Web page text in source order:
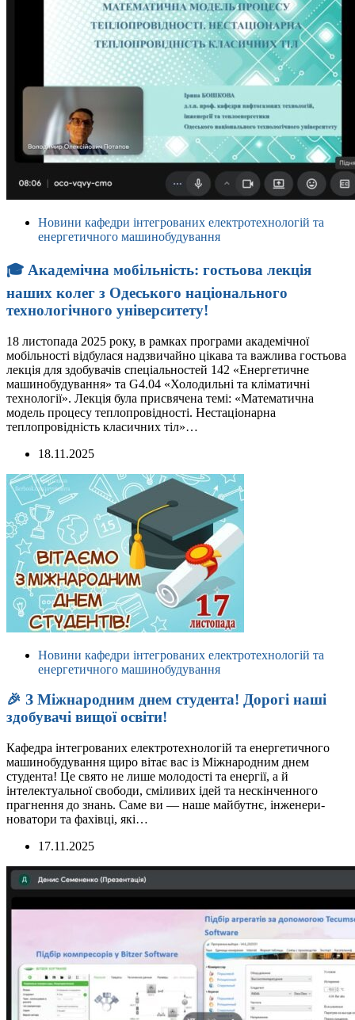
Новини кафедри інтегрованих електротехнологій та
енергетичного машинобудування
🎓 Академічна мобільність: гостьова лекція
наших колег з Одеського національного
технологічного університету!
18 листопада 2025 року, в рамках програми академічної
мобільності відбулася надзвичайно цікава та важлива гостьова
лекція для здобувачів спеціальностей 142 «Енергетичне
машинобудування» та G4.04 «Холодильні та кліматичні
технології». Лекція була присвячена темі: «Математична
модель процесу теплопровідності. Нестаціонарна
теплопровідність класичних тіл»…
18.11.2025
Новини кафедри інтегрованих електротехнологій та
енергетичного машинобудування
🎉 З Міжнародним днем студента! Дорогі наші
здобувачі вищої освіти!
Кафедра інтегрованих електротехнологій та енергетичного
машинобудування щиро вітає вас із Міжнародним днем
студента! Це свято не лише молодості та енергії, а й
інтелектуальної свободи, сміливих ідей та нескінченного
прагнення до знань. Саме ви — наше майбутнє, інженери-
новатори та фахівці, які…
17.11.2025